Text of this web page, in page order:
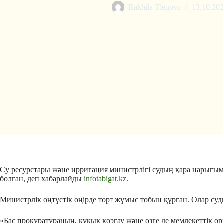
Rakhila Tleuova
Су ресурстары және ирригация министрлігі судың қара
болған, деп хабарлайды infotabigat.kz.
Министрлік оңтүстік өңірде төрт жұмыс тобын құрған. Олар
«Бас прокуратураның, құқық қорғау және өзге де мемлекеттік